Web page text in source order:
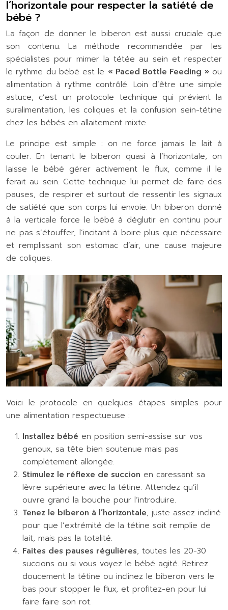
l’horizontale pour respecter la satiété de
bébé ?
La façon de donner le biberon est aussi cruciale que
son contenu. La méthode recommandée par les
spécialistes pour mimer la tétée au sein et respecter
le rythme du bébé est le « Paced Bottle Feeding »ou
alimentation à rythme contrôlé. Loin d’être une simple
astuce, c’est un protocole technique qui prévient la
suralimentation, les coliques et la confusion sein-tétine
chez les bébés en allaitement mixte.
Le principe est simple : on ne force jamais le lait à
couler. En tenant le biberon quasi à l’horizontale, on
laisse le bébé gérer activement le flux, comme il le
ferait au sein. Cette technique lui permet de faire des
pauses, de respirer et surtout de ressentir les signaux
de satiété que son corps lui envoie. Un biberon donné
à la verticale force le bébé à déglutir en continu pour
ne pas s’étouffer, l’incitant à boire plus que nécessaire
et remplissant son estomac d’air, une cause majeure
de coliques.
Voici le protocole en quelques étapes simples pour
une alimentation respectueuse :
Installez bébé en position semi-assise sur vos
genoux, sa tête bien soutenue mais pas
complètement allongée.
Stimulez le réflexe de succion en caressant sa
lèvre supérieure avec la tétine. Attendez qu’il
ouvre grand la bouche pour l’introduire.
Tenez le biberon à l’horizontale, juste assez incliné
pour que l’extrémité de la tétine soit remplie de
lait, mais pas la totalité.
Faites des pauses régulières, toutes les 20-30
succions ou si vous voyez le bébé agité. Retirez
doucement la tétine ou inclinez le biberon vers le
bas pour stopper le flux, et profitez-en pour lui
faire faire son rot.